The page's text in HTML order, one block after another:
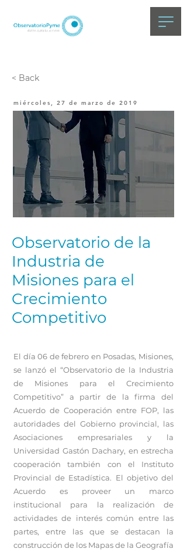
< Back
miércoles, 27 de marzo de 2019
Observatorio de la
Industria de
Misiones para el
Crecimiento
Competitivo
El día 06 de febrero en Posadas, Misiones,
se lanzó el “Observatorio de la Industria
de Misiones para el Crecimiento
Competitivo” a partir de la firma del
Acuerdo de Cooperación entre FOP, las
autoridades del Gobierno provincial, las
Asociaciones empresariales y la
Universidad Gastón Dachary, en estrecha
cooperación también con el Instituto
Provincial de Estadística. El objetivo del
Acuerdo es proveer un marco
institucional para la realización de
actividades de interés común entre las
partes, entre las que se destacan la
construcción de los Mapas de la Geografía